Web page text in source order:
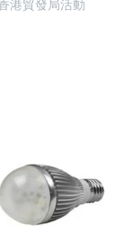
港貿發局活動